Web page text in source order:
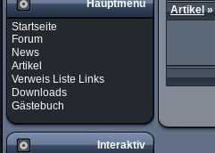
Hauptmenü
Startseite
Forum
News
Artikel
Verweis Liste Links
Downloads
Gästebuch
Interaktiv
Artikel»